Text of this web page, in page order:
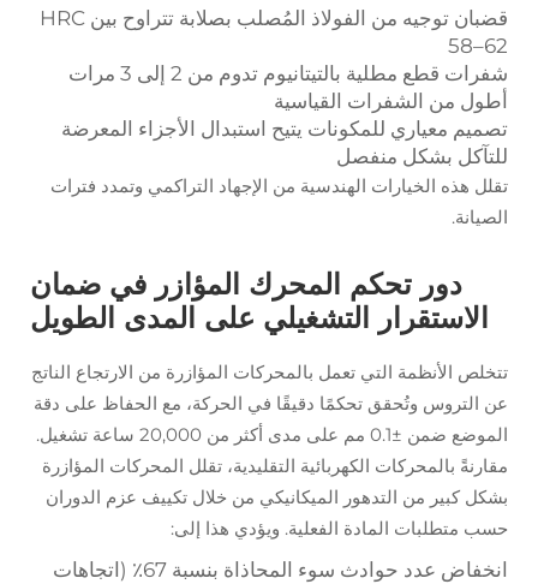
قضبان توجيه من الفولاذ المُصلب بصلابة تتراوح بين HRC
58–62
شفرات قطع مطلية بالتيتانيوم تدوم من 2 إلى 3 مرات
أطول من الشفرات القياسية
تصميم معياري للمكونات يتيح استبدال الأجزاء المعرضة
للتآكل بشكل منفصل
تقلل هذه الخيارات الهندسية من الإجهاد التراكمي وتمدد فترات
الصيانة.
دور تحكم المحرك المؤازر في ضمان
الاستقرار التشغيلي على المدى الطويل
تتخلص الأنظمة التي تعمل بالمحركات المؤازرة من الارتجاع الناتج
عن التروس وتُحقق تحكمًا دقيقًا في الحركة، مع الحفاظ على دقة
الموضع ضمن ±0.1 مم على مدى أكثر من 20,000 ساعة تشغيل.
مقارنةً بالمحركات الكهربائية التقليدية، تقلل المحركات المؤازرة
بشكل كبير من التدهور الميكانيكي من خلال تكييف عزم الدوران
حسب متطلبات المادة الفعلية. ويؤدي هذا إلى:
انخفاض عدد حوادث سوء المحاذاة بنسبة 67٪ (اتجاهات